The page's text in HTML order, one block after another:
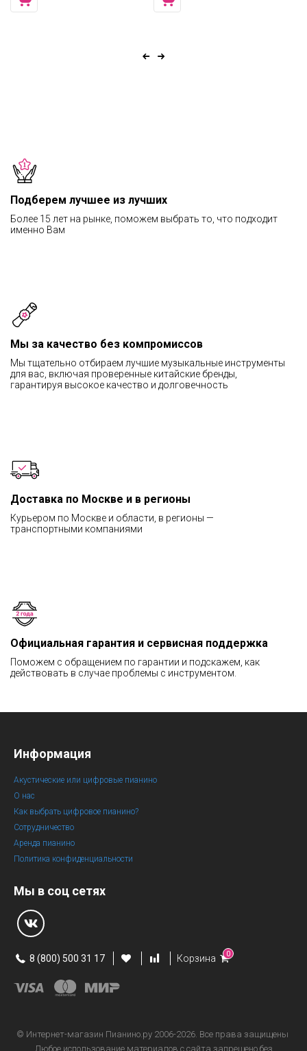
Подберем лучшее из лучших
Более 15 лет на рынке, поможем выбрать то, что подходит
именно Вам
Мы за качество без компромиссов
Мы тщательно отбираем лучшие музыкальные инструменты
для вас, включая проверенные китайские бренды,
гарантируя высокое качество и долговечность
Доставка по Москве и в регионы
Курьером по Москве и области, в регионы —
транспортными компаниями
Официальная гарантия и сервисная поддержка
Поможем с обращением по гарантии и подскажем, как
действовать в случае проблемы с инструментом.
Информация
Акустические или цифровые пианино
О нас
Как выбрать цифровое пианино?
Сотрудничество
Аренда пианино
Политика конфиденциальности
Мы в соц сетях
8 (800) 500 31 17 Корзина 0
© Интернет-магазин Пианино.ру 2006-2026. Все права защищены
Любое использование материалов с сайта запрещено без